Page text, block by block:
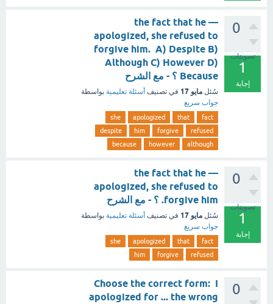
0
تصويتات
1
إجابة
— the fact that he
apologized, she refused to
forgive him. A) Despite B)
Although C) However D)
Because ؟ - مع الشرح
سُئل مايو 17 في تصنيف أسئلة تعليمية بواسطة
جواب سريع
fact
that
apologized
she
refused
forgive
him
despite
although
however
because
0
تصويتات
1
إجابة
— the fact that he
apologized, she refused to
forgive him. ؟ - مع الشرح
سُئل مايو 17 في تصنيف أسئلة تعليمية بواسطة
جواب سريع
fact
that
apologized
she
refused
forgive
him
0
Choose the correct form: I
apologized for ... the wrong